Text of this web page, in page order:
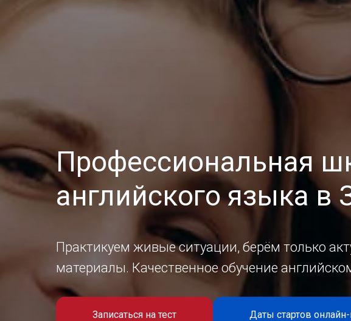
Профессиональная
английского языка в
Практикуем живые ситуации, берём только
материалы. Качественное обучение
Записаться на тест Даты стартов